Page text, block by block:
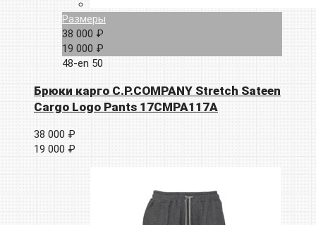
Размеры
38 000 ₽
19 000 ₽
48-en 50
Брюки карго C.P.COMPANY Stretch Sateen
Cargo Logo Pants 17CMPA117A
38 000 ₽
19 000 ₽